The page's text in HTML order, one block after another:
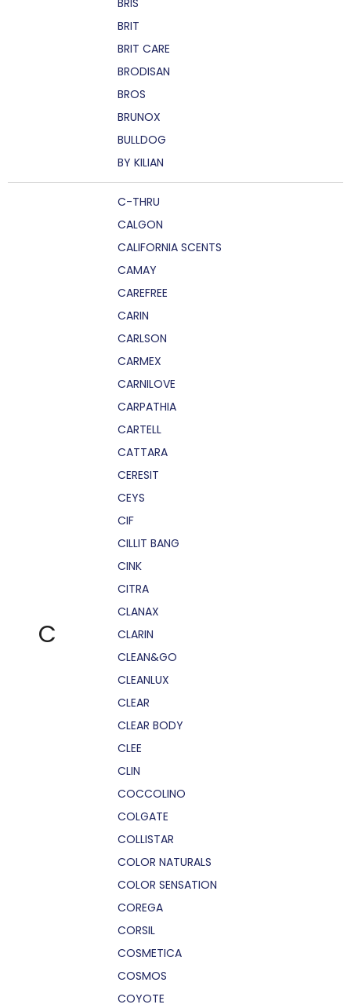
BRIS
BRIT
BRIT CARE
BRODISAN
BROS
BRUNOX
BULLDOG
BY KILIAN
C
C-THRU
CALGON
CALIFORNIA SCENTS
CAMAY
CAREFREE
CARIN
CARLSON
CARMEX
CARNILOVE
CARPATHIA
CARTELL
CATTARA
CERESIT
CEYS
CIF
CILLIT BANG
CINK
CITRA
CLANAX
CLARIN
CLEAN&GO
CLEANLUX
CLEAR
CLEAR BODY
CLEE
CLIN
COCCOLINO
COLGATE
COLLISTAR
COLOR NATURALS
COLOR SENSATION
COREGA
CORSIL
COSMETICA
COSMOS
COYOTE